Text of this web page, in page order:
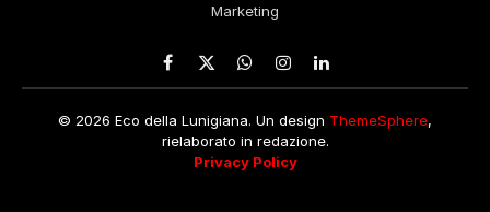
Marketing
Facebook
X
WhatsApp
Instagram
LinkedIn
© 2026 Eco della Lunigiana. Un design ThemeSphere,
rielaborato in redazione.
Privacy Policy